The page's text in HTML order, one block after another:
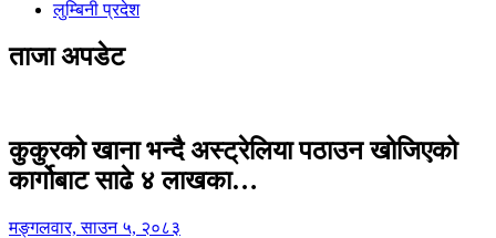
लुम्बिनी प्रदेश
ताजा अपडेट
कुकुरको खाना भन्दै अस्ट्रेलिया पठाउन खोजिएको
कार्गोबाट साढे ४ लाखका…
मङ्गलवार, साउन ५, २०८३